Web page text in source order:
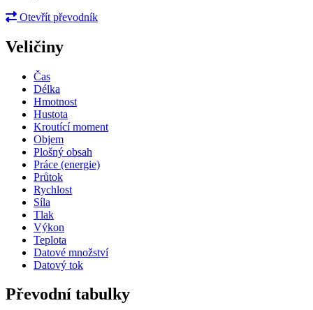
Otevřít převodník
Veličiny
Čas
Délka
Hmotnost
Hustota
Kroutící moment
Objem
Plošný obsah
Práce (energie)
Průtok
Rychlost
Síla
Tlak
Výkon
Teplota
Datové množství
Datový tok
Převodní tabulky